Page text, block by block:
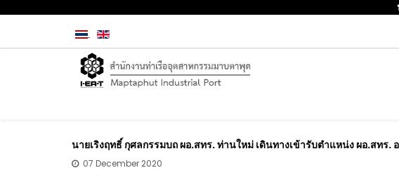
ป
นายเริงฤทธิ์ กุศลกรรมบถ ผอ.สทร. ท่านใหม่ เดินทางเข้ารับตำแหน่ง ผอ.สทร.
07 December 2020